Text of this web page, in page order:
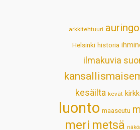
arkkitehtuuri
Helsinki historia
ilmakuvia
kesäilta kevät
luonto maaseutu
meri metsä